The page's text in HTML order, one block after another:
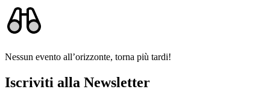
Nessun evento all’orizzonte, torna più tardi!
Iscriviti alla Newsletter